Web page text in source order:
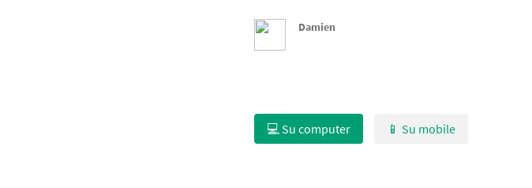
Damien
💻 Su computer 📱 Su mobile